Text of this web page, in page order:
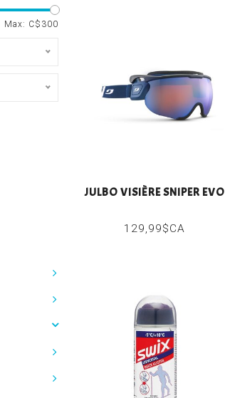
Max: C$ 300
JULBO VISIÈRE SNIPER EVO
129,99$CA